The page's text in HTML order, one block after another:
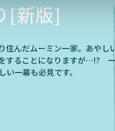
[新版]
住んだムーミン一家。あやし
することになりますが…!?
一幕も必見です。